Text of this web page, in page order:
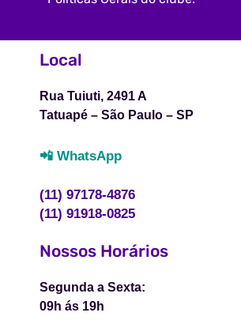
Local
Rua Tuiuti, 2491 A
Tatuapé – São Paulo – SP
📲 WhatsApp
(11) 97178-4876
(11) 91918-0825
Nossos Horários
Segunda a Sexta:
09h ás 19h